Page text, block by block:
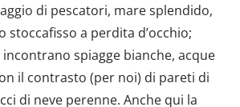
il tuo consenso in qualsiasi momento
sui cookie.
per personalizzare contenuti ed
funzionalità dei social media e per